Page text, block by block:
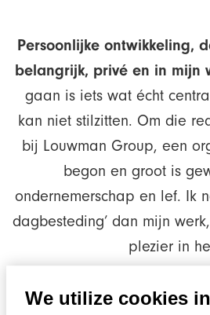
Persoonlijke ontwikkeling,
belangrijk, privé en in mijn
gaan is iets wat écht
kan niet stilzitten. Om die
bij Louwman Group, een
begon en groot is
ondernemerschap en lef. Ik
dagbesteding’ dan mijn
plezier in
We utilize cookies